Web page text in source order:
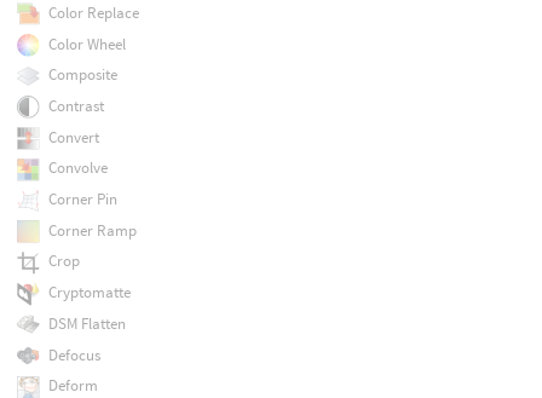
Color Replace
Color Wheel
Composite
Contrast
Convert
Convolve
Corner Pin
Corner Ramp
Crop
Cryptomatte
DSM Flatten
Defocus
Deform